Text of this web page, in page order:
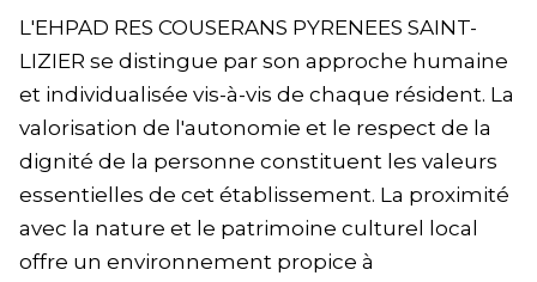
L'EHPAD RES COUSERANS PYRENEES SAINT-
LIZIER se distingue par son approche humaine
et individualisée vis-à-vis de chaque résident. La
valorisation de l'autonomie et le respect de la
dignité de la personne constituent les valeurs
essentielles de cet établissement. La proximité
avec la nature et le patrimoine culturel local
offre un environnement propice à